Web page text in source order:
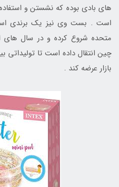
های بادی بوده که نشستن و
است . بست وی نیز یک برندی
متحده شروع کرده و در سال های
چین انتقال داده است تا تولیداتی
بازار عرضه کند .